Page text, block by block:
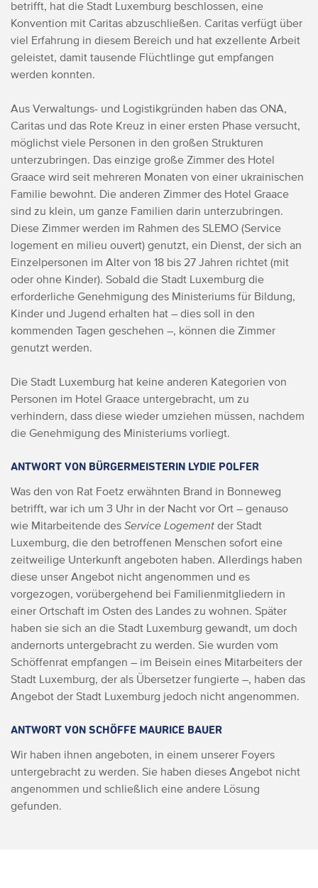
betrifft, hat die Stadt Luxemburg beschlossen, eine
Konvention mit Caritas abzuschließen. Caritas verfügt über
viel Erfahrung in diesem Bereich und hat exzellente Arbeit
geleistet, damit tausende Flüchtlinge gut empfangen
werden konnten.
Aus Verwaltungs- und Logistikgründen haben das ONA,
Caritas und das Rote Kreuz in einer ersten Phase versucht,
möglichst viele Personen in den großen Strukturen
unterzubringen. Das einzige große Zimmer des Hotel
Graace wird seit mehreren Monaten von einer ukrainischen
Familie bewohnt. Die anderen Zimmer des Hotel Graace
sind zu klein, um ganze Familien darin unterzubringen.
Diese Zimmer werden im Rahmen des SLEMO (Service
logement en milieu ouvert) genutzt, ein Dienst, der sich an
Einzelpersonen im Alter von 18 bis 27 Jahren richtet (mit
oder ohne Kinder). Sobald die Stadt Luxemburg die
erforderliche Genehmigung des Ministeriums für Bildung,
Kinder und Jugend erhalten hat – dies soll in den
kommenden Tagen geschehen –, können die Zimmer
genutzt werden.
Die Stadt Luxemburg hat keine anderen Kategorien von
Personen im Hotel Graace untergebracht, um zu
verhindern, dass diese wieder umziehen müssen, nachdem
die Genehmigung des Ministeriums vorliegt.
ANTWORT VON BÜRGERMEISTERIN LYDIE POLFER
Was den von Rat Foetz erwähnten Brand in Bonneweg
betrifft, war ich um 3 Uhr in der Nacht vor Ort – genauso
wie Mitarbeitende des Service Logement der Stadt
Luxemburg, die den betroffenen Menschen sofort eine
zeitweilige Unterkunft angeboten haben. Allerdings haben
diese unser Angebot nicht angenommen und es
vorgezogen, vorübergehend bei Familienmitgliedern in
einer Ortschaft im Osten des Landes zu wohnen. Später
haben sie sich an die Stadt Luxemburg gewandt, um doch
andernorts untergebracht zu werden. Sie wurden vom
Schöffenrat empfangen – im Beisein eines Mitarbeiters der
Stadt Luxemburg, der als Übersetzer fungierte –, haben das
Angebot der Stadt Luxemburg jedoch nicht angenommen.
ANTWORT VON SCHÖFFE MAURICE BAUER
Wir haben ihnen angeboten, in einem unserer Foyers
untergebracht zu werden. Sie haben dieses Angebot nicht
angenommen und schließlich eine andere Lösung
gefunden.